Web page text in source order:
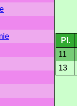
Pl.
11
13